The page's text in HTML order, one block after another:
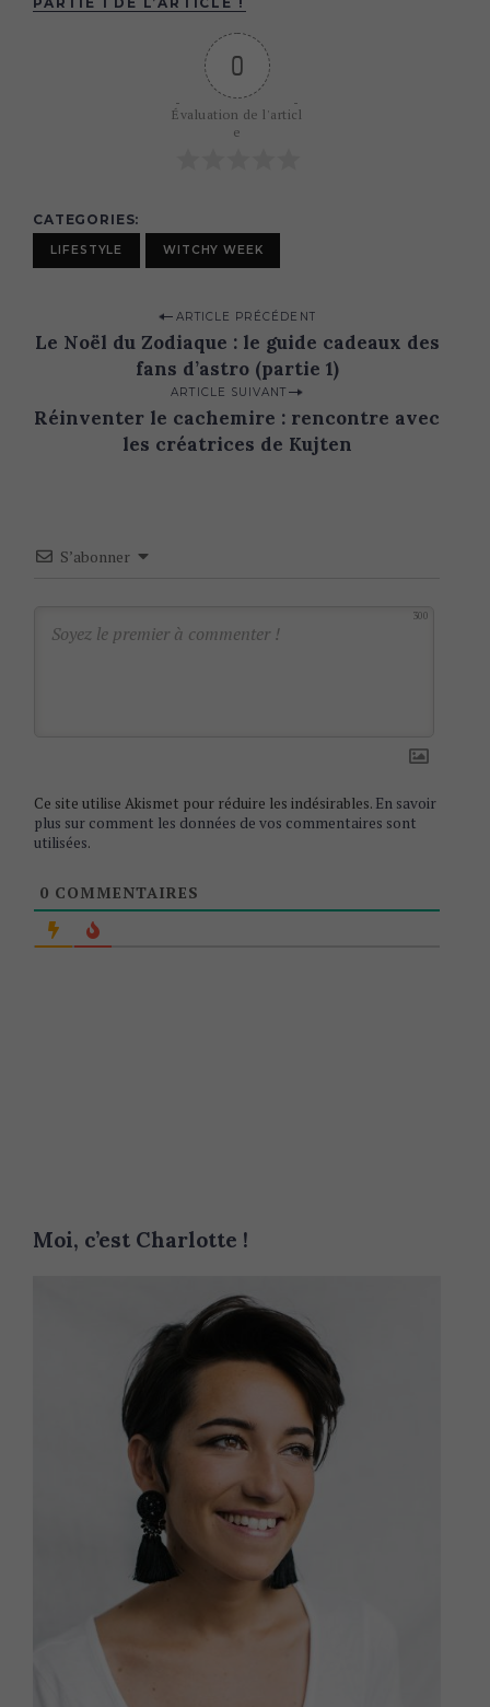
Moi, c’est Charlotte !
0
Évaluation de l'articl
e
CATEGORIES
LIFESTYLE WITCHY WEEK
o
t
i
ARTICLE PRÉCÉDENT
Le Noël du Zodiaque : le guide cadeaux des
fans d’astro (partie 1)
ARTICLE SUIVANT
Réinventer le cachemire : rencontre avec
les créatrices de Kujten
S’abonner
300
Ce site utilise Akismet pour réduire les indésirables. En savoir
plus sur comment les données de vos commentaires sont
utilisées.
0 COMMENTAIRES